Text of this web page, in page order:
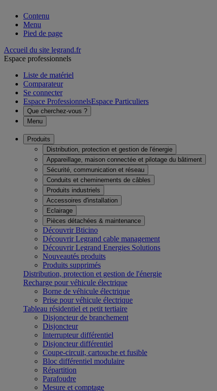
Contenu
Menu
Pied de page
Accueil du site legrand.fr
Espace professionnels
Liste de matériel
Comparateur
Se connecter
Espace ProfessionnelsEspace Particuliers
Que cherchez-vous ?
Menu
Produits
Distribution, protection et gestion de l'énergie
Appareillage, maison connectée et pilotage du bâtiment
Sécurité, communication et réseau
Conduits et cheminements de câbles
Produits industriels
Accessoires d'installation
Eclairage
Pièces détachées & maintenance
Découvrir Bticino
Découvrir Legrand cable management
Découvrir Legrand Energies Solutions
Nouveautés produits
Produits supprimés
Distribution, protection et gestion de l'énergie
Recharge pour véhicule électrique
Borne de véhicule électrique
Prise pour véhicule électrique
Tableau résidentiel et petit tertiaire
Disjoncteur de branchement
Disjoncteur
Interrupteur différentiel
Disjoncteur différentiel
Coupe-circuit, cartouche et fusible
Bloc différentiel modulaire
Répartition
Parafoudre
Mesure et comptage